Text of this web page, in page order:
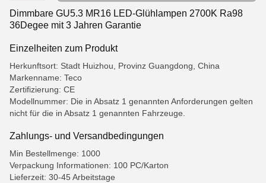
Dimmbare GU5.3 MR16 LED-Glühlampen 2700K Ra98
36Degee mit 3 Jahren Garantie
Einzelheiten zum Produkt
Herkunftsort: Stadt Huizhou, Provinz Guangdong, China
Markenname: Teco
Zertifizierung: CE
Modellnummer: Die in Absatz 1 genannten Anforderungen gelten
nicht für die in Absatz 1 genannten Fahrzeuge.
Zahlungs- und Versandbedingungen
Min Bestellmenge: 1000
Verpackung Informationen: 100 PC/Karton
Lieferzeit: 30-45 Arbeitstage